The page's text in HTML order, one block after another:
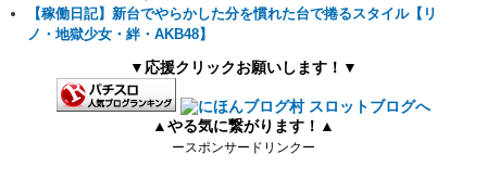
【稼働日記】新台でやらかした分を慣れた台で捲るスタイル【リ
ノ・地獄少女・絆・AKB48】
▼応援クリックお願いします！▼
▲やる気に繋がります！▲
ースポンサードリンクー